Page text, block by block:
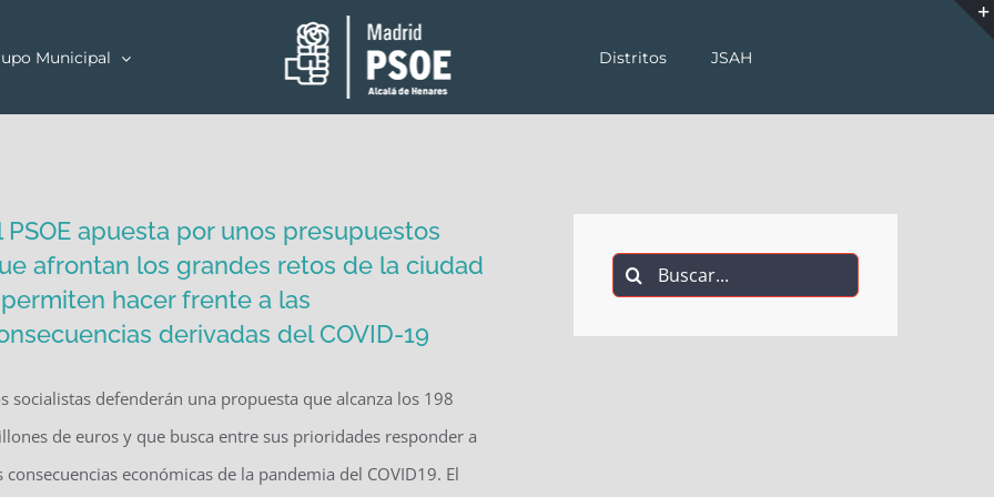
Municipal Distritos JSAH
PSOE apuesta por unos presupuestos
afrontan los grandes retos de la ciudad
hacer frente a las
derivadas del COVID-19
socialistas defenderán una propuesta que alcanza los 198
de euros y que busca entre sus prioridades responder a
consecuencias económicas de la pandemia del COVID19. El
Buscar: